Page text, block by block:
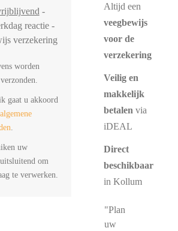
-
reactie -
verzekering
worden
gaat u akkoord
algemene
.
uw
om
te verwerken.
Altijd een
veegbewijs
voor de
verzekering
Veilig en
makkelijk
betalen via
iDEAL
Direct
beschikbaar
in Kollum
"Plan
uw